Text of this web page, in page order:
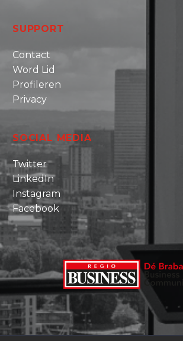
SUPPORT
Contact
Word Lid
Profileren
Privacy
SOCIAL MEDIA
Twitter
LinkedIn
Instagram
Facebook